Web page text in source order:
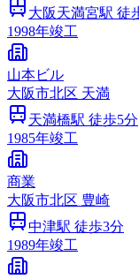
大阪天満宮駅 徒
1998年竣工
山本ビル
大阪市北区 天満
天満橋駅 徒歩5分
1985年竣工
商業
大阪市北区 豊崎
中津駅 徒歩3分
1989年竣工